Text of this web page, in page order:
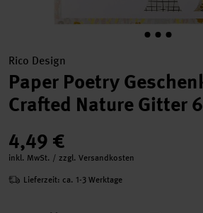
Rico Design
Paper Poetry
Crafted Nature Gitter
4,49 €
inkl. MwSt. / zzgl. Versandkosten
Lieferzeit: ca. 1-3 Werktage